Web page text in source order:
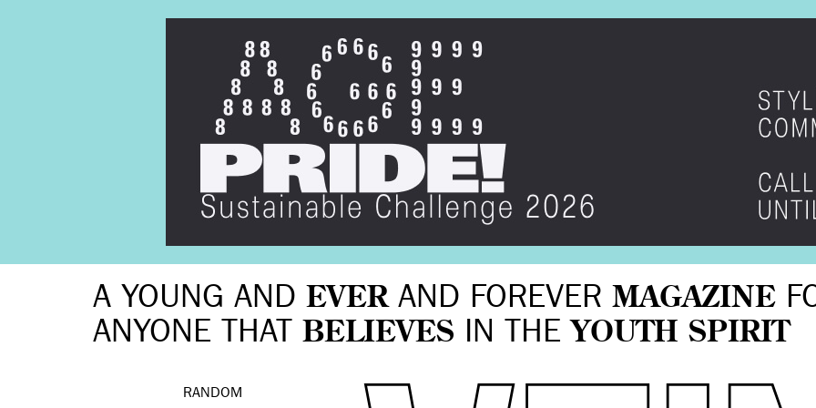
A YOUNG AND EVERAND FOREVER MAGAZINE
ANYONE THAT BELIEVES IN THE YOUTH SPIRIT
RANDOM